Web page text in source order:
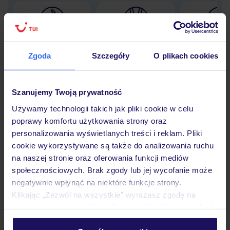
Zgoda Szczegóły O plikach cookies
Szanujemy Twoją prywatność
Używamy technologii takich jak pliki cookie w celu
poprawy komfortu użytkowania strony oraz
personalizowania wyświetlanych treści i reklam. Pliki
cookie wykorzystywane są także do analizowania ruchu
na naszej stronie oraz oferowania funkcji mediów
społecznościowych. Brak zgody lub jej wycofanie może
negatywnie wpłynąć na niektóre funkcje strony.
Klikając „Zezwól na wszystkie” wyrażasz zgodę na
personalizować swój wybór wchodząc w zakładkę
podróży w Polsce
Hotel
Pokoje
Wyżywienie